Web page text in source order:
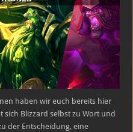
haben wir euch bereits hier
Blizzard selbst zu Wort und
der Entscheidung, eine